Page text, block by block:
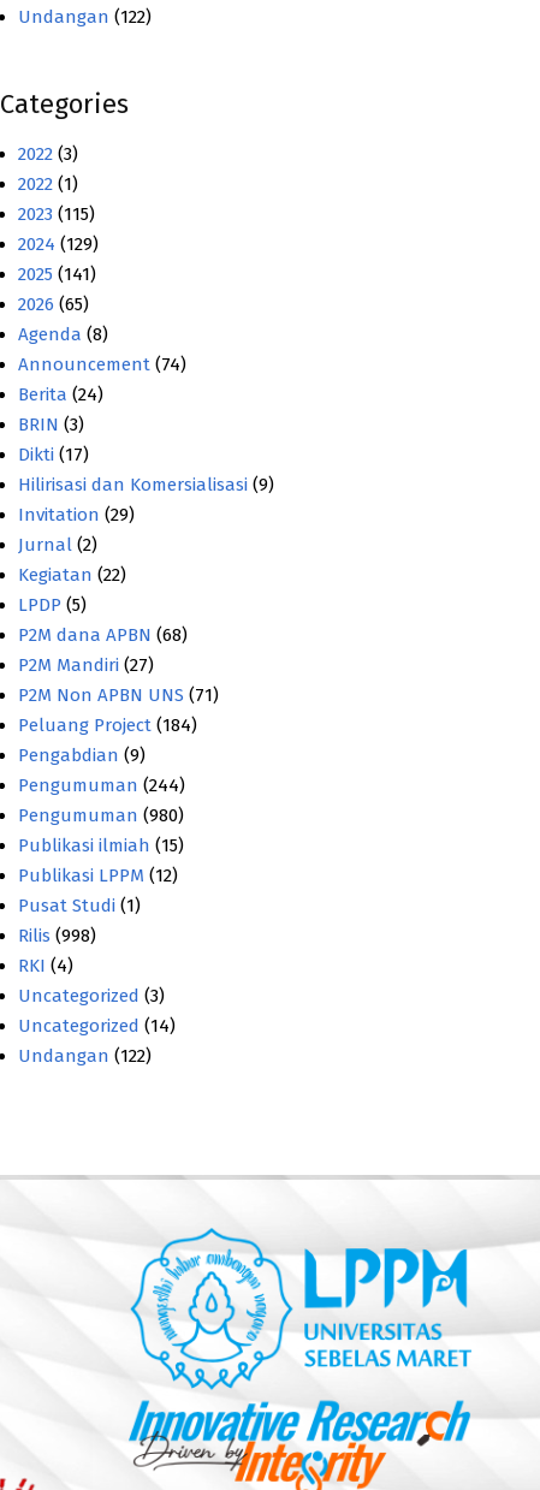
Undangan (122)
Categories
2022 (3)
2022 (1)
2023 (115)
2024 (129)
2025 (141)
2026 (65)
Agenda (8)
Announcement (74)
Berita (24)
BRIN (3)
Dikti (17)
Hilirisasi dan Komersialisasi (9)
Invitation (29)
Jurnal (2)
Kegiatan (22)
LPDP (5)
P2M dana APBN (68)
P2M Mandiri (27)
P2M Non APBN UNS (71)
Peluang Project (184)
Pengabdian (9)
Pengumuman (244)
Pengumuman (980)
Publikasi ilmiah (15)
Publikasi LPPM (12)
Pusat Studi (1)
Rilis (998)
RKI (4)
Uncategorized (3)
Uncategorized (14)
Undangan (122)